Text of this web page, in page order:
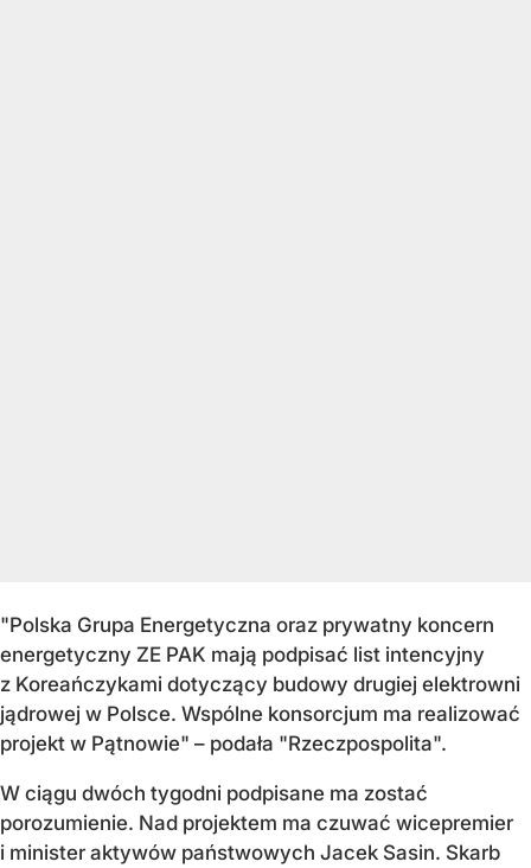
"Polska Grupa Energetyczna oraz prywatny koncern
energetyczny ZE PAK mają podpisać list intencyjny
z Koreańczykami dotyczący budowy drugiej elektrowni
jądrowej w Polsce. Wspólne konsorcjum ma realizować
projekt w Pątnowie" – podała "Rzeczpospolita".
W ciągu dwóch tygodni podpisane ma zostać
porozumienie. Nad projektem ma czuwać wicepremier
i minister aktywów państwowych Jacek Sasin. Skarb